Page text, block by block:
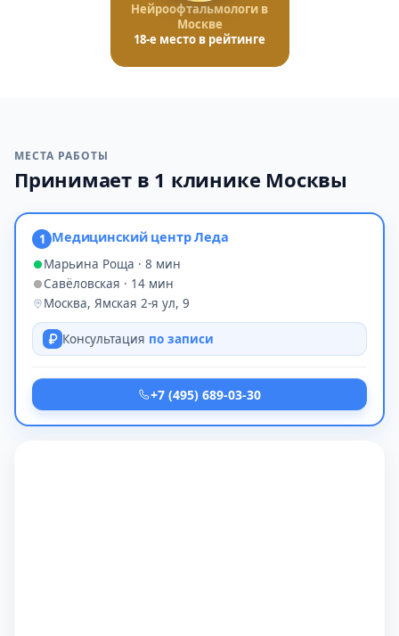
Нейроофтальмологи в
Москве
18-е место в рейтинге
МЕСТА РАБОТЫ
Принимает в 1 клинике Москвы
1 Медицинский центр Леда
Марьина Роща · 8 мин
Савёловская · 14 мин
Москва, Ямская 2-я ул, 9
Консультация по записи
+7 (495) 689-03-30